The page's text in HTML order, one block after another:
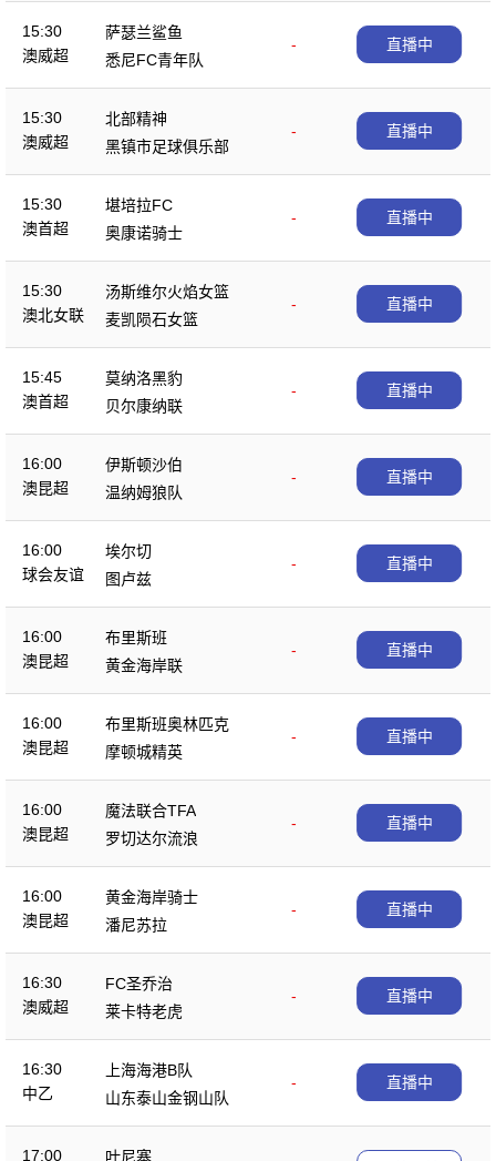
15:30
澳威超
萨瑟兰鲨鱼
-
悉尼FC青年队
直播中
15:30
澳威超
北部精神
-
黑镇市足球俱乐部
直播中
15:30
澳首超
堪培拉FC
-
奥康诺骑士
直播中
15:30
澳北女联
汤斯维尔火焰女篮
-
麦凯陨石女篮
直播中
15:45
澳首超
莫纳洛黑豹
-
贝尔康纳联
直播中
16:00
澳昆超
伊斯顿沙伯
-
温纳姆狼队
直播中
16:00
球会友谊
埃尔切
-
图卢兹
直播中
16:00
澳昆超
布里斯班
-
黄金海岸联
直播中
16:00
澳昆超
布里斯班奥林匹克
-
摩顿城精英
直播中
16:00
澳昆超
魔法联合TFA
-
罗切达尔流浪
直播中
16:00
澳昆超
黄金海岸骑士
-
潘尼苏拉
直播中
16:30
澳威超
FC圣乔治
-
莱卡特老虎
直播中
16:30
中乙
上海海港B队
-
山东泰山金钢山队
直播中
17:00
叶尼塞